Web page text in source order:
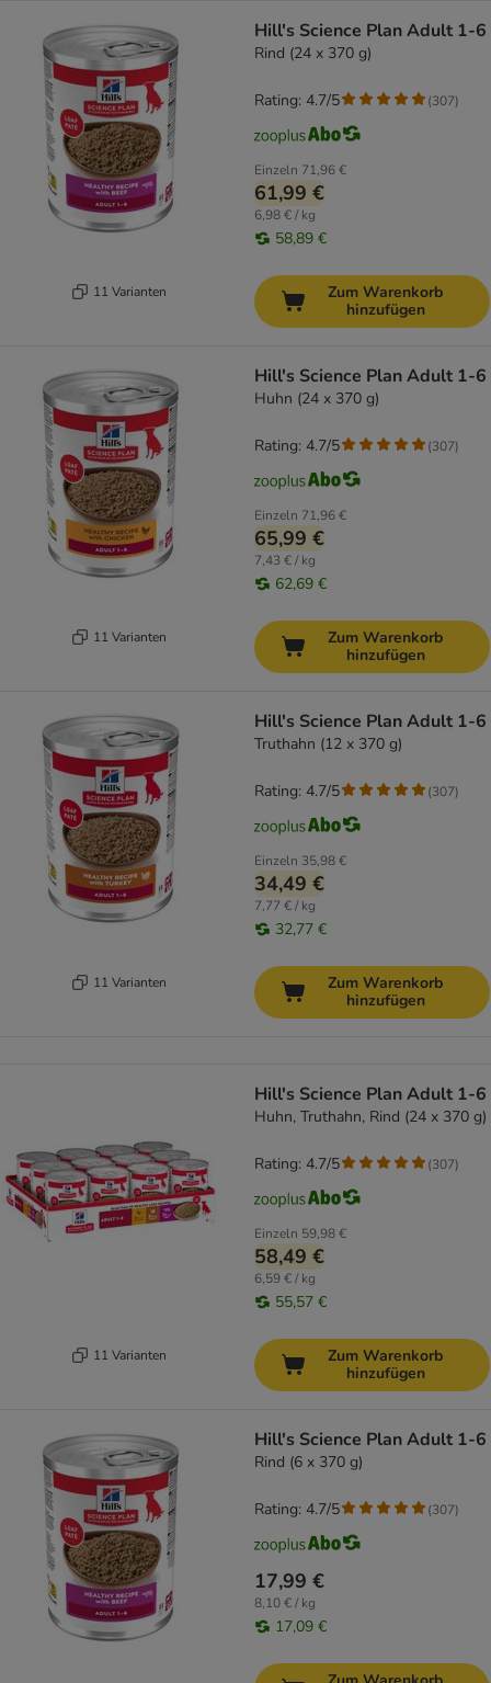
11 Varianten
Hill's Science Plan Adult 1-6
Rind (24 x 370 g)
Einzeln 71,96 €
61,99 €
6,98 € / kg
58,89 €
Rating: 4.7/5 (307)
Zum Warenkorb
hinzufügen
11 Varianten
Hill's Science Plan Adult 1-6
Huhn (24 x 370 g)
Einzeln 71,96 €
65,99 €
7,43 € / kg
62,69 €
Rating: 4.7/5 (307)
Zum Warenkorb
hinzufügen
11 Varianten
Hill's Science Plan Adult 1-6
Truthahn (12 x 370 g)
Einzeln 35,98 €
34,49 €
7,77 € / kg
32,77 €
Rating: 4.7/5 (307)
Zum Warenkorb
hinzufügen
11 Varianten
Hill's Science Plan Adult 1-6
Huhn, Truthahn, Rind (24 x 370 g)
Einzeln 59,98 €
58,49 €
6,59 € / kg
55,57 €
Rating: 4.7/5 (307)
Zum Warenkorb
hinzufügen
Hill's Science Plan Adult 1-6
Rind (6 x 370 g)
17,99 €
8,10 € / kg
17,09 €
Rating: 4.7/5 (307)